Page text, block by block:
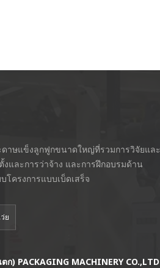
ดาษแข็งลูกฟูกขนาดใหญ่ที่รวมการวิจัยและ
และการว่าจ้าง และการฝึกอบรมด้าน
ครงการแบบเบ็ดเสร็จ
ย
) PACKAGING MACHINERY CO.,LTD